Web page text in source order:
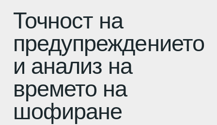
Точност на
предупреждението
и анализ на
времето на
шофиране